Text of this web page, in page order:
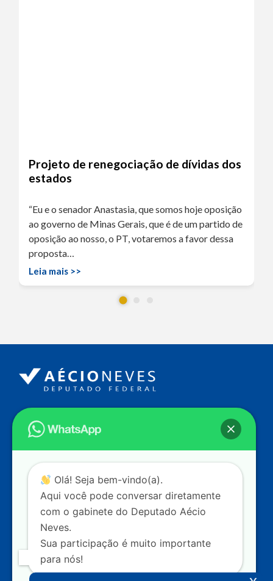
Projeto de renegociação de dívidas dos
estados
“Eu e o senador Anastasia, que somos hoje oposição
ao governo de Minas Gerais, que é de um partido de
oposição ao nosso, o PT, votaremos a favor dessa
proposta…
Leia mais >>
Endereço
Câmara dos Deputados
Ed. Principal, Ala C – Gabinete
Contato
dep.aecioneves@camara.leg.br
+55 (61) 3215-5964
+55 (31) 3261-0121
+55 (31) 97150-0834
Nossas redes
Olá! Seja bem-vindo(a).
Aqui você pode conversar diretamente
com o gabinete do Deputado Aécio
Neves.
Sua participação é muito importante
para nós!